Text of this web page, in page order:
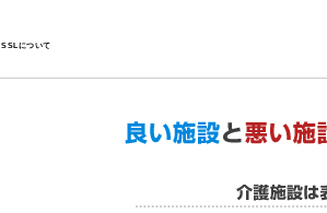
口」で受け付けます。
・当ホームページではご利用状況の統計
SSLについて